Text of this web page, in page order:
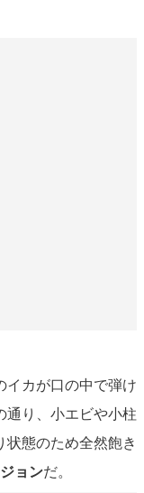
イカが口の中で弾け
り、小エビや小柱
態のため全然飽き
ョンだ。